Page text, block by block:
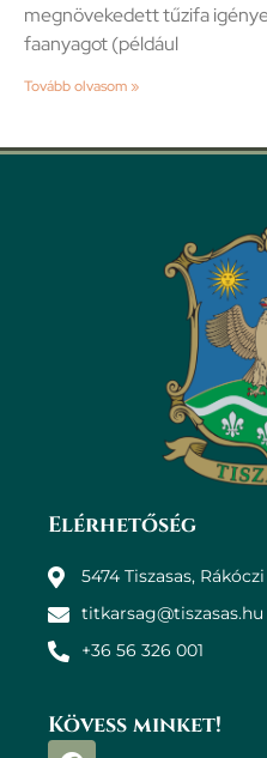
megnövekedett tűzifa
faanyagot (például
Tovább olvasom »
Elérhetőség
5474 Tiszasas,
titkarsag@tiszasas.hu
+36 56 326 001
Kövess minket!